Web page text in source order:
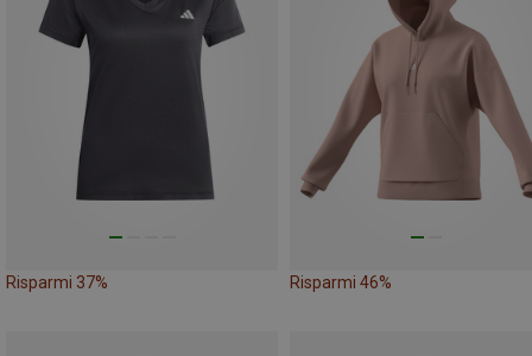
Risparmi 37% Risparmi 46%